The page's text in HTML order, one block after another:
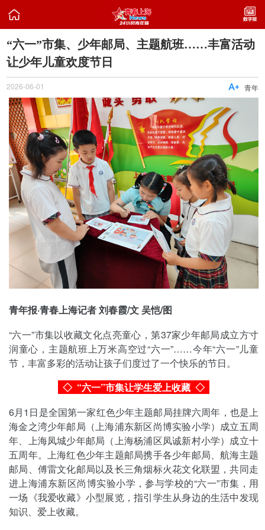

“六一”市集、少年邮局、主题航班……丰富活动
让少年儿童欢度节日
2026-06-01 青年

青年报·青春上海记者 刘春霞/文 吴恺/图
“六一”市集以收藏文化点亮童心，第37家少年邮局成立方寸
润童心，主题航班上万米高空过“六一”……今年“六一”儿童
节，丰富多彩的活动让孩子们度过了一个快乐的节日。
◇ “六一”市集让学生爱上收藏 ◇
6月1日是全国第一家红色少年主题邮局挂牌六周年，也是上
海金之湾少年邮局（上海浦东新区尚博实验小学）成立五周
年、上海凤城少年邮局（上海杨浦区凤诚新村小学）成立十
五周年。上海红色少年主题邮局携手各少年邮局、航海主题
邮局、傅雷文化邮局以及长三角烟标火花文化联盟，共同走
进上海浦东新区尚博实验小学，参与学校的“六一”市集，用
一场《我爱收藏》小型展览，指引学生从身边的生活中发现
知识、爱上收藏。